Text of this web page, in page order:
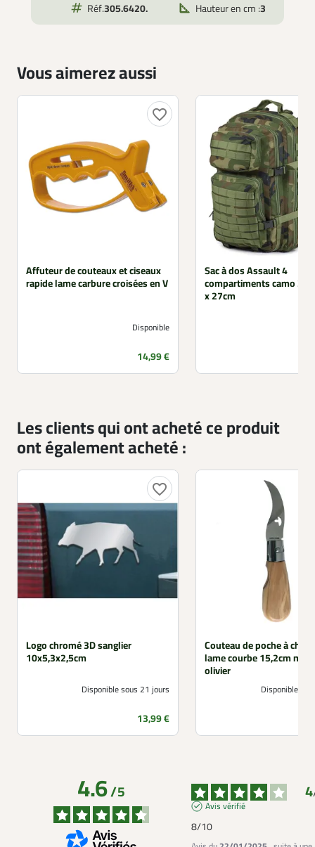
Réf.305.6420.
Hauteur en cm :3
Vous aimerez aussi
favorite_border
Affuteur de couteaux et ciseaux
rapide lame carbure croisées en V
Disponible
Prix
14,99 €
Sac à dos Assault 4
compartiments camo
x 27cm
Les clients qui ont acheté ce produit
ont également acheté :
favorite_border
Logo chromé 3D sanglier
10x5,3x2,5cm
Disponible sous 21 jours
Prix
13,99 €
Couteau de poche à
lame courbe 15,2cm
olivier
Disponible
4.6/5 4
Avis vérifié
8/10